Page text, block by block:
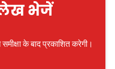
भेजें
के बाद प्रकाशित करेगी।